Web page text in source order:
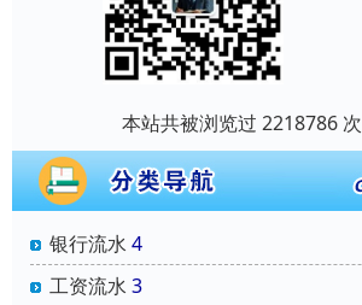
本站共被浏览过 2218786 次
银行流水 4
工资流水 3